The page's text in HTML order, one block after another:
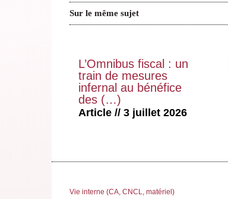
Sur le même sujet
L’Omnibus fiscal : un
train de mesures
infernal au bénéfice
des (…)
Article // 3 juillet 2026
Vie interne (CA, CNCL, matériel)